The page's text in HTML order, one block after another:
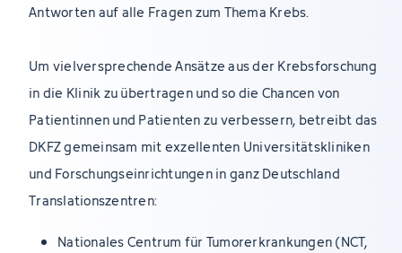
Antworten auf alle Fragen zum Thema Krebs.
Um vielversprechende Ansätze aus der Krebsforschung
in die Klinik zu übertragen und so die Chancen von
Patientinnen und Patienten zu verbessern, betreibt das
DKFZ gemeinsam mit exzellenten Universitätskliniken
und Forschungseinrichtungen in ganz Deutschland
Translationszentren:
Nationales Centrum für Tumorerkrankungen (NCT,